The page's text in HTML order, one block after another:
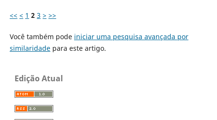
<< < 1 2 3 > >>
Você também pode iniciar uma pesquisa avançada por
similaridadepara este artigo.
Edição Atual